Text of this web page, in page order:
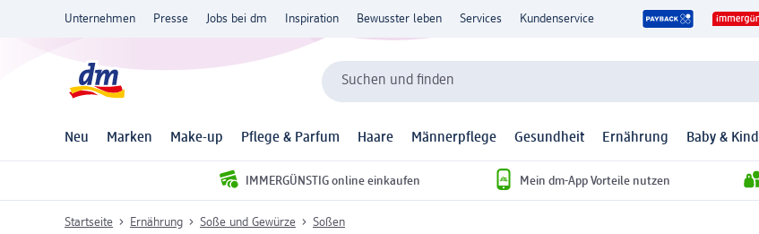
Unternehmen Presse Jobs bei dm Inspiration Bewusster leben Services Kundenservice
Suchen und finden
Neu Marken Make-up Pflege & Parfum Haare Männerpflege Gesundheit Ernährung Baby & Kind
IMMERGÜNSTIG online einkaufen Mein dm-App Vorteile nutzen
Startseite Ernährung Soße und Gewürze Soßen